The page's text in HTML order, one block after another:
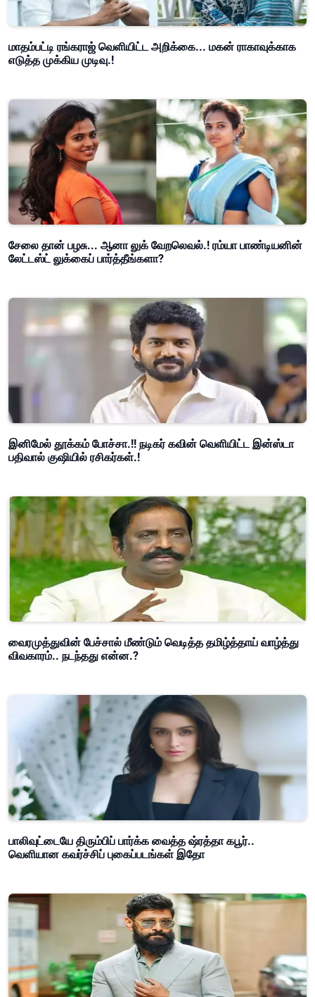
மாதம்பட்டி ரங்கராஜ் வெளியிட்ட அறிக்கை... மகன் ராகாவுக்காக
எடுத்த முக்கிய முடிவு.!
சேலை தான் பழசு... ஆனா லுக் வேறலெவல்.! ரம்யா பாண்டியனின்
லேட்டஸ்ட் லுக்கைப் பார்த்தீங்களா?
இனிமேல் தூக்கம் போச்சா.!! நடிகர் கவின் வெளியிட்ட இன்ஸ்டா
பதிவால் குஷியில் ரசிகர்கள்.!
வைரமுத்துவின் பேச்சால் மீண்டும் வெடித்த தமிழ்த்தாய் வாழ்த்து
விவகாரம்.. நடந்தது என்ன.?
பாலிவுட்டையே திரும்பிப் பார்க்க வைத்த ஷ்ரத்தா கபூர்..
வெளியான கவர்ச்சிப் புகைப்படங்கள் இதோ